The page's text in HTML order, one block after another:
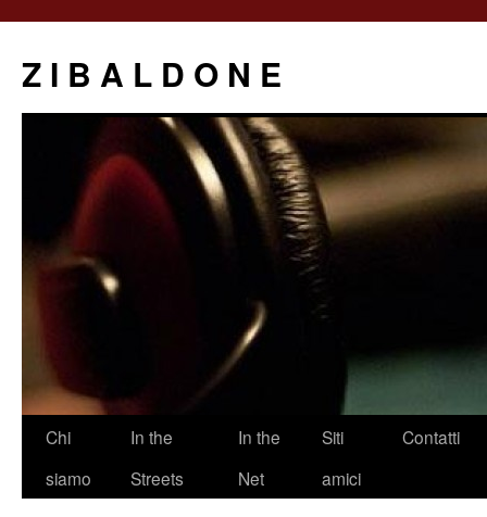
Z I B A L D O N E
Saltar
Chi
siamo
In the
Streets
In the
Net
Siti
amici
Contatti